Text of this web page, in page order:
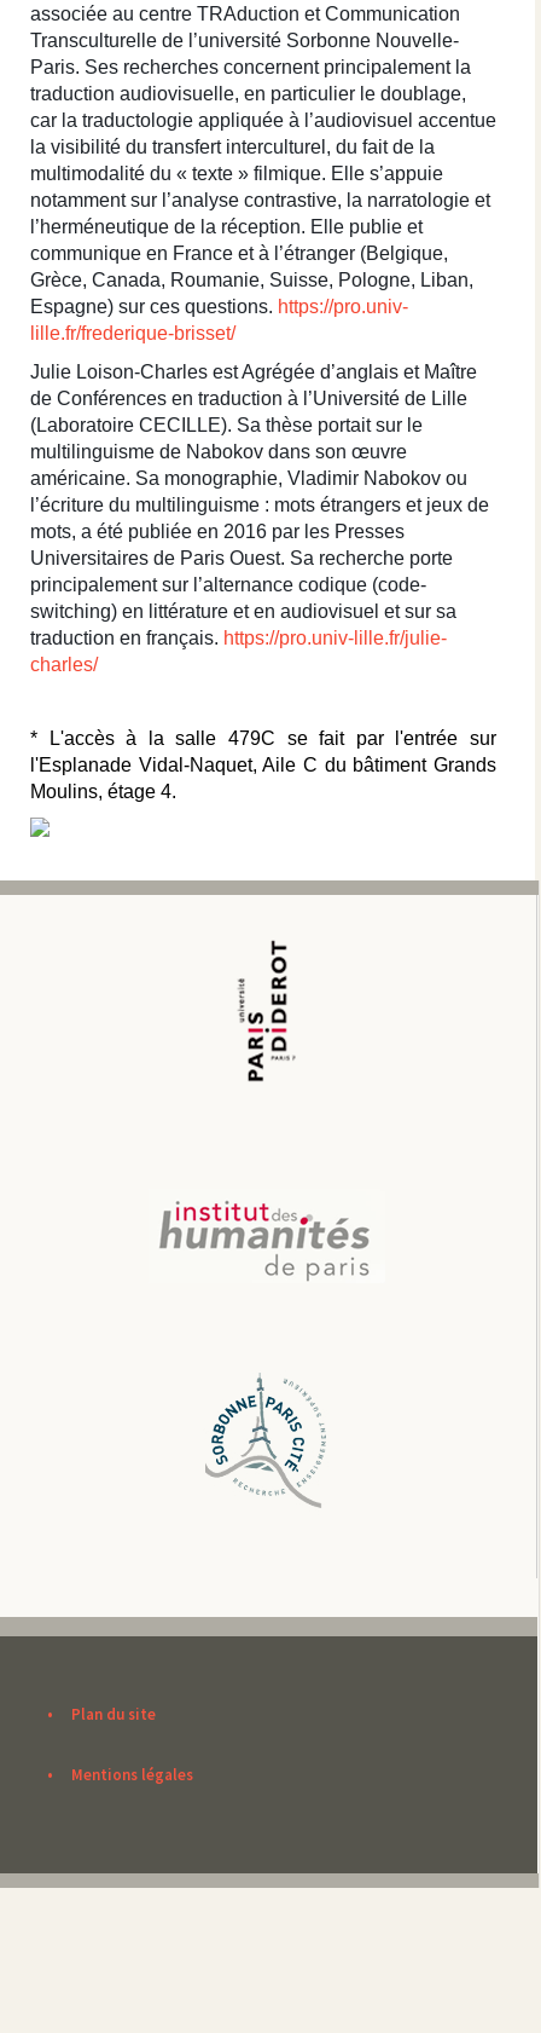
associée au centre TRAduction et Communication
Transculturelle de l’université Sorbonne Nouvelle-
Paris. Ses recherches concernent principalement la
traduction audiovisuelle, en particulier le doublage,
car la traductologie appliquée à l’audiovisuel accentue
la visibilité du transfert interculturel, du fait de la
multimodalité du « texte » filmique. Elle s’appuie
notamment sur l’analyse contrastive, la narratologie et
l’herméneutique de la réception. Elle publie et
communique en France et à l’étranger (Belgique,
Grèce, Canada, Roumanie, Suisse, Pologne, Liban,
Espagne) sur ces questions. https://pro.univ-
lille.fr/frederique-brisset/
Julie Loison-Charles est Agrégée d’anglais et Maître
de Conférences en traduction à l’Université de Lille
(Laboratoire CECILLE). Sa thèse portait sur le
multilinguisme de Nabokov dans son œuvre
américaine. Sa monographie, Vladimir Nabokov ou
l’écriture du multilinguisme : mots étrangers et jeux de
mots, a été publiée en 2016 par les Presses
Universitaires de Paris Ouest. Sa recherche porte
principalement sur l’alternance codique (code-
switching) en littérature et en audiovisuel et sur sa
traduction en français. https://pro.univ-lille.fr/julie-
charles/
* L'accès à la salle 479C se fait par l'entrée sur
l'Esplanade Vidal-Naquet,Aile C du bâtiment Grands
Moulins, étage 4.
Plan du site
Mentions légales